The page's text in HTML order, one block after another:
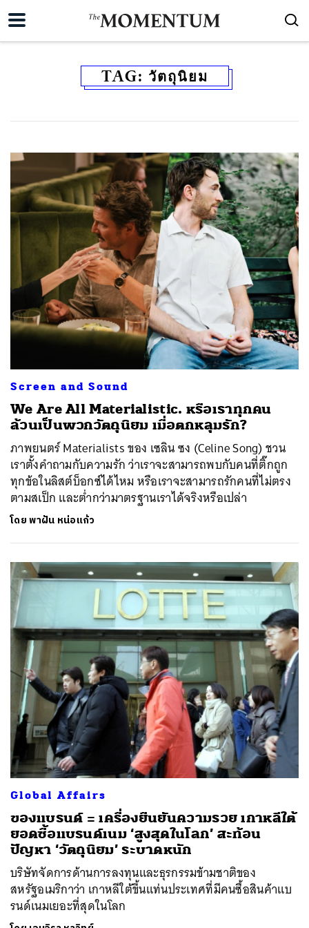
TAG: วัตถุนิยม
Screen and Sound
We Are All Materialistic. หรือเราทุกคน
ล้วนเป็นพวกวัตถุนิยม เมื่อตกหลุมรัก?
ภาพยนตร์ Materialists ของ เซลิน ซง (Celine Song) ชวน
เราตั้งคำถามกับความรัก ว่าเราจะสามารถพบกับคนที่ติ๊กถูก
ทุกข้อในลิสต์บ็อกซ์ได้ไหม หรือเราจะสามารถรักคนที่ไม่ตรง
ตามสเป็ก และต่ำกว่ามาตรฐานเราได้จริงหรือเปล่า
โดยพาฝัน หน่อแก้ว
Global Affairs
ของแบรนด์ = เครื่องยืนยันความรวย เกาหลีใต้
ยอดซื้อแบรนด์เนม ‘สูงสุดในโลก’ สะท้อน
ปัญหา ‘วัตถุนิยม’ ระบาดหนัก
บริษัทจัดการด้านการลงทุนและธุรกรรมข้ามชาติของ
สหรัฐอเมริกาว่า เกาหลีใต้ขึ้นแท่นประเทศที่มีคนซื้อสินค้าแบ
รนด์เนมเยอะที่สุดในโลก
SHARE TWEET LINE EMAIL